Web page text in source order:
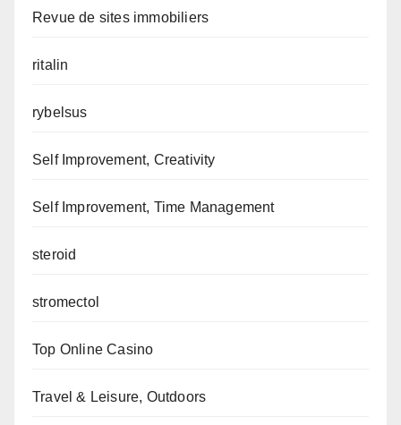
Revue de sites immobiliers
ritalin
rybelsus
Self Improvement, Creativity
Self Improvement, Time Management
steroid
stromectol
Top Online Casino
Travel & Leisure, Outdoors